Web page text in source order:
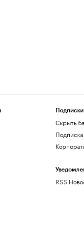
Подписки
Скрыть
RSS